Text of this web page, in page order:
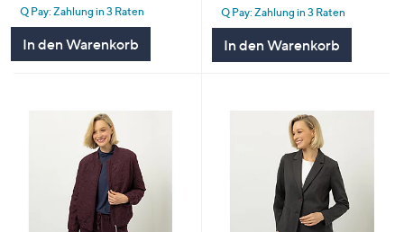
Q Pay: Zahlung in 3 Raten
In den Warenkorb
Q Pay: Zahlung in 3 Raten
In den Warenkorb